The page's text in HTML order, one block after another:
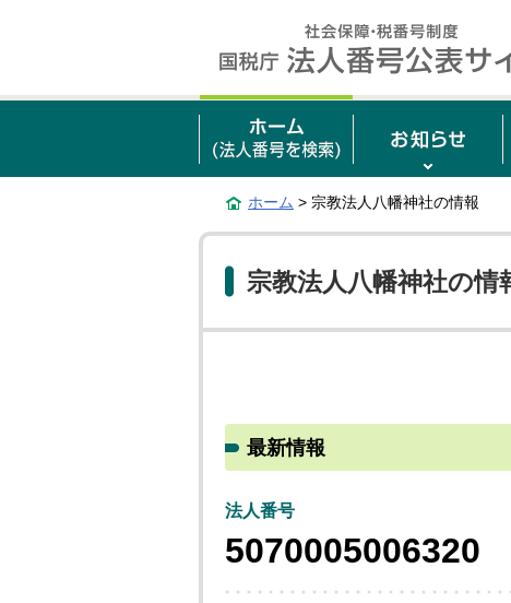
ホーム > 宗教法人八幡神社の情報
宗教法人八幡神社の情
最新情報
法人番号
5070005006320